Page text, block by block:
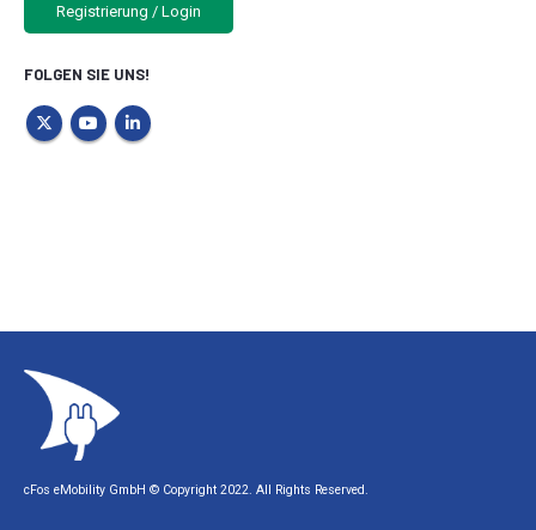
Registrierung / Login
FOLGEN SIE UNS!
cFos eMobility GmbH © Copyright 2022. All Rights Reserved.